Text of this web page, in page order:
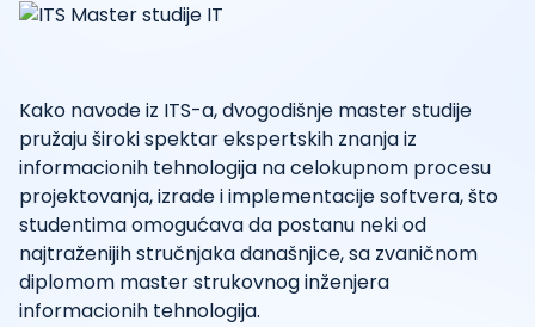
Kako navode iz ITS-a, dvogodišnje master studije
pružaju široki spektar ekspertskih znanja iz
informacionih tehnologija na celokupnom procesu
projektovanja, izrade i implementacije softvera, što
studentima omogućava da postanu neki od
najtraženijih stručnjaka današnjice, sa zvaničnom
diplomom master strukovnog inženjera
informacionih tehnologija.